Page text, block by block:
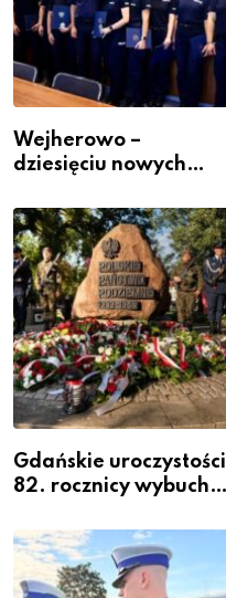
Wejherowo –
dziesięciu nowych
szeregach Komendy
Powiatowej
Gdańskie uroczystości
82. rocznicy wybuchu
Warszawskiego